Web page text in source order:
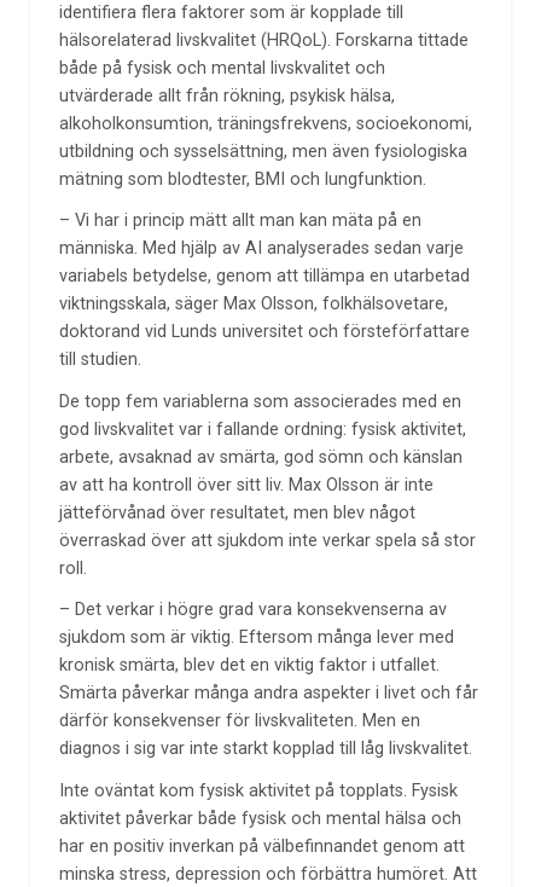
identifiera flera faktorer som är kopplade till
hälsorelaterad livskvalitet (HRQoL). Forskarna tittade
både på fysisk och mental livskvalitet och
utvärderade allt från rökning, psykisk hälsa,
alkoholkonsumtion, träningsfrekvens, socioekonomi,
utbildning och sysselsättning, men även fysiologiska
mätning som blodtester, BMI och lungfunktion.
– Vi har i princip mätt allt man kan mäta på en
människa. Med hjälp av AI analyserades sedan varje
variabels betydelse, genom att tillämpa en utarbetad
viktningsskala, säger Max Olsson, folkhälsovetare,
doktorand vid Lunds universitet och försteförfattare
till studien.
De topp fem variablerna som associerades med en
god livskvalitet var i fallande ordning: fysisk aktivitet,
arbete, avsaknad av smärta, god sömn och känslan
av att ha kontroll över sitt liv. Max Olsson är inte
jätteförvånad över resultatet, men blev något
överraskad över att sjukdom inte verkar spela så stor
roll.
– Det verkar i högre grad vara konsekvenserna av
sjukdom som är viktig. Eftersom många lever med
kronisk smärta, blev det en viktig faktor i utfallet.
Smärta påverkar många andra aspekter i livet och får
därför konsekvenser för livskvaliteten. Men en
diagnos i sig var inte starkt kopplad till låg livskvalitet.
Inte oväntat kom fysisk aktivitet på topplats. Fysisk
aktivitet påverkar både fysisk och mental hälsa och
har en positiv inverkan på välbefinnandet genom att
minska stress, depression och förbättra humöret. Att